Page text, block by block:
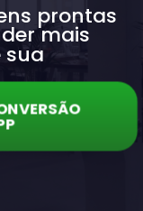
prontas
mais
sua